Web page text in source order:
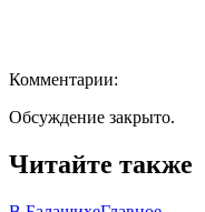
Комментарии:
Обсуждение закрыто.
Читайте также